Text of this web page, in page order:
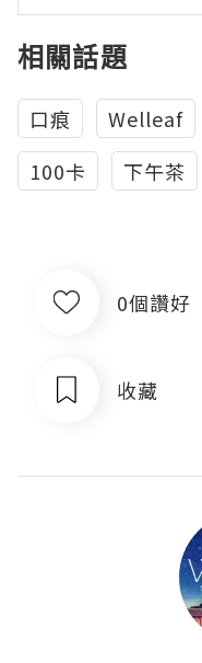
相關話題
口痕 Welleaf
100卡
下午茶
0個讚好
收藏